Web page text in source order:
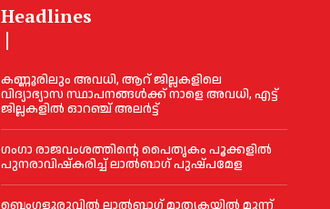
Headlines
കണ്ണൂരിലും അവധി, ആറ് ജില്ലകളിലെ
വിദ്യാഭ്യാസ സ്ഥാപനങ്ങൾക്ക് നാളെ അവധി, എട്ട്
ജില്ലകളിൽ ഓറഞ്ച് അലർട്ട്
ഗംഗാ രാജവംശത്തിന്റെ പൈതൃകം പൂക്കളിൽ
പുനരാവിഷ്‌കരിച്ച് ലാൽബാഗ് പുഷ്പമേള
ബെംഗളൂരുവിൽ ലാൽബാഗ് മാതൃകയിൽ മൂന്ന്